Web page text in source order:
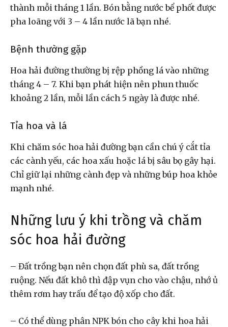
thành mỗi tháng 1 lần. Bón bằng nước bể phốt được
pha loãng với 3 – 4 lần nước lã bạn nhé.
Bệnh thường gặp
Hoa hải đường thường bị rệp phồng lá vào những
tháng 4 – 7. Khi bạn phát hiện nên phun thuốc
khoảng 2 lần, mỗi lần cách 5 ngày là được nhé.
Tỉa hoa và lá
Khi chăm sóc hoa hải đường bạn cần chú ý cắt tỉa
các cành yếu, các hoa xấu hoặc lá bị sâu bọ gây hại.
Chỉ giữ lại những cành đẹp và những búp hoa khỏe
mạnh nhé.
Những lưu ý khi trồng và chăm
sóc hoa hải đường
– Đất trồng bạn nên chọn đất phù sa, đất trồng
ruộng. Nếu đất khô thì đập vụn cho vào chậu, nhớ ủ
thêm rơm hay trấu để tạo độ xốp cho đất.
– Có thể dùng phân NPK bón cho cây khi hoa hải